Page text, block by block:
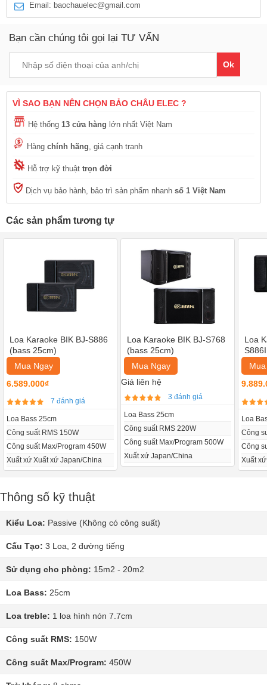
Email: baochauelec@gmail.com
Bạn cần chúng tôi gọi lại TƯ VẤN
Ok
VÌ SAO BẠN NÊN CHỌN BẢO CHÂU ELEC ?
Hệ thống 13 cửa hàng lớn nhất Việt Nam
Hàng chính hãng, giá cạnh tranh
Hỗ trợ kỹ thuật trọn đời
Dịch vụ bảo hành, bảo trì sản phẩm nhanh số 1 Việt Nam
Các sản phẩm tương tự
Loa Karaoke BIK BJ-S886
(bass 25cm)
Mua Ngay
6.589.000₫
7 đánh giá
Loa Bass 25cm
Công suất RMS 150W
Công suất Max/Program 450W
Xuất xứ Xuất xứ Japan/China
Loa Karaoke BIK BJ-S768
(bass 25cm)
Mua Ngay
Giá liên hệ
3 đánh giá
Loa Bass 25cm
Công suất RMS 220W
Công suất Max/Program 500W
Xuất xứ Japan/China
Loa
Loa
Công
Công
Xuất
Thông số kỹ thuật
Kiểu Loa: Passive (Không có công suất)
Cấu Tạo: 3 Loa, 2 đường tiếng
Sử dụng cho phòng: 15m2 - 20m2
Loa Bass: 25cm
Loa treble: 1 loa hình nón 7.7cm
Công suất RMS: 150W
Công suất Max/Program: 450W